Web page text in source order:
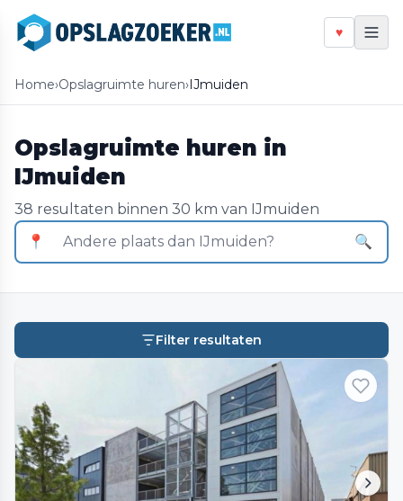
♥
Home›Opslagruimte huren›IJmuiden
Opslagruimte huren in
IJmuiden
38 resultaten binnen 30 km van IJmuiden
📍
🔍
Filter resultaten